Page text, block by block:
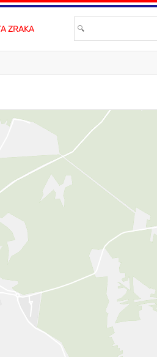
ZRAKA